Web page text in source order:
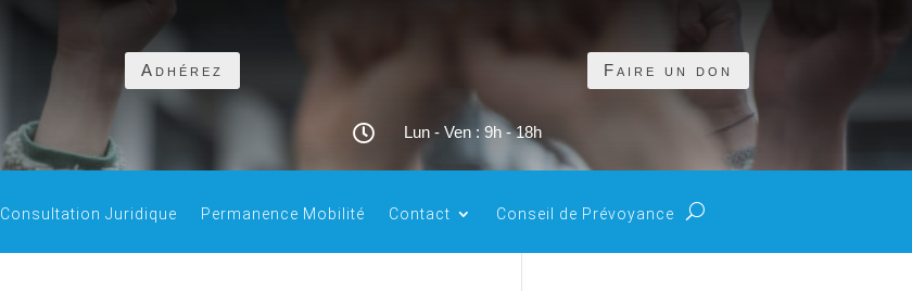
Adhérez Faire un don
 Lun - Ven : 9h - 18h
Consultation Juridique Permanence Mobilité Contact Conseil de Prévoyance